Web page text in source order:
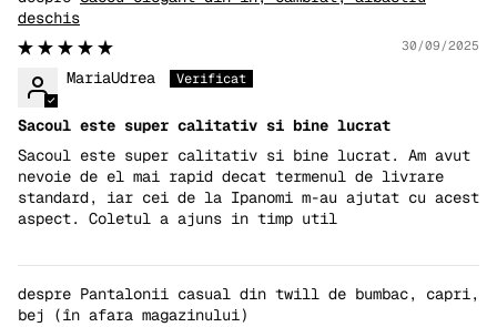
deschis
30/09/2025
MariaUdrea
Sacoul este super calitativ si bine lucrat
Sacoul este super calitativ si bine lucrat. Am avut
nevoie de el mai rapid decat termenul de livrare
standard, iar cei de la Ipanomi m-au ajutat cu acest
aspect. Coletul a ajuns in timp util
Pantalonii casual din twill de bumbac, capri,
bej